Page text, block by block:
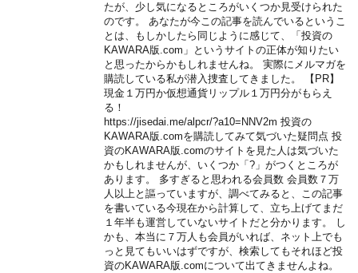
たが、少し気になるところがいくつか見受けられた
のです。 あなたが今この記事を読んでいるというこ
とは、もしかしたら同じように感じて、「投資の
KAWARA版.com」というサイトの正体が知りたい
と思ったからかもしれませんね。 実際にメルマガを
購読している私が潜入捜査してきました。 【PR】
現金１万円か仮想通貨リップル１万円分がもらえ
る！
https://jisedai.me/alpcr/?a10=NNV2m 投資の
KAWARA版.comを購読してみて気づいた疑問点 投
資のKAWARA版.comのサイトを見た人は気づいた
かもしれませんが、いくつか「?」がつくところが
あります。 多すぎると思われる会員数 会員数７万
人以上と謳っていますが、調べてみると、この記事
を書いている今現在から計算して、立ち上げてまだ
１年半も運営していないサイトだと分かります。 し
かも、本当に７万人も会員がいれば、ネット上でも
っと見てもいいはずですが、検索してもそれほど投
資のKAWARA版.comについて出てきませんよね。